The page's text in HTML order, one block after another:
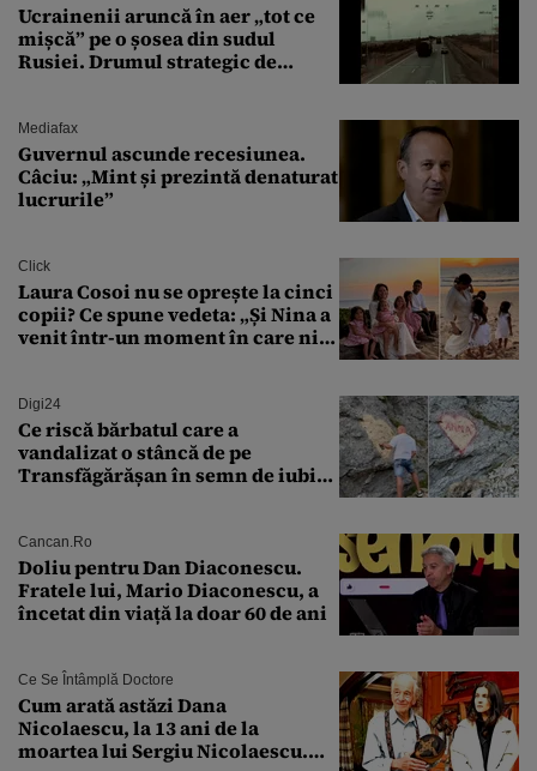
Ucrainenii aruncă în aer „tot ce
mișcă” pe o șosea din sudul
Rusiei. Drumul strategic de
Mediafax
Guvernul ascunde recesiunea.
Câciu: „Mint și prezintă denaturat
lucrurile”
Click
Laura Cosoi nu se oprește la cinci
copii? Ce spune vedeta: „Și Nina a
venit într-un moment în care nici
Digi24
Ce riscă bărbatul care a
vandalizat o stâncă de pe
Transfăgărășan în semn de iubire
Cancan.ro
Doliu pentru Dan Diaconescu.
Fratele lui, Mario Diaconescu, a
încetat din viață la doar 60 de ani
Ce Se Întâmplă Doctore
Cum arată astăzi Dana
Nicolaescu, la 13 ani de la
moartea lui Sergiu Nicolaescu.